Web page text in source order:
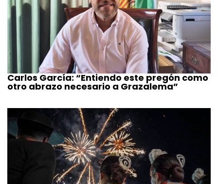
Carlos García: “Entiendo este pregón como
otro abrazo necesario a Grazalema”